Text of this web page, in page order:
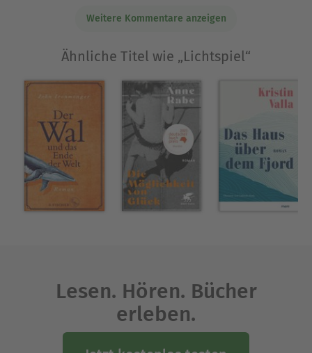
Weitere Kommentare anzeigen
Ähnliche Titel wie „Lichtspiel“
Lesen. Hören. Bücher
erleben.